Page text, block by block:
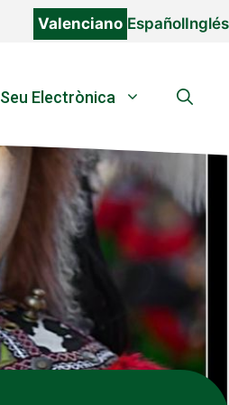
Valenciano EspañolInglés
Seu Electrònica